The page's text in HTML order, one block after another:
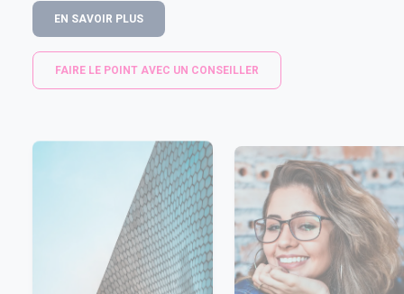
EN SAVOIR PLUS
FAIRE LE POINT AVEC UN CONSEILLER